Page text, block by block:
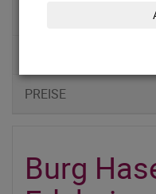
Burg
PREISE